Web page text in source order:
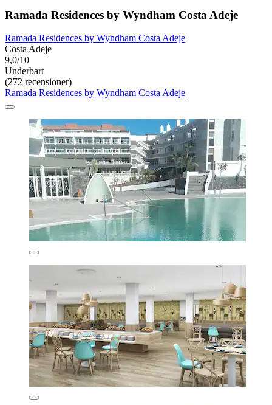
Ramada Residences by Wyndham Costa Adeje
Ramada Residences by Wyndham Costa Adeje
Costa Adeje
9,0/10
Underbart
(272 recensioner)
Ramada Residences by Wyndham Costa Adeje